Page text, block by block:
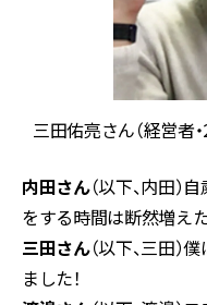
三田佑亮さん（経営者・
内田さん（以下、内田
をする時間は断然増えた
三田さん（以下、三田）
ました！